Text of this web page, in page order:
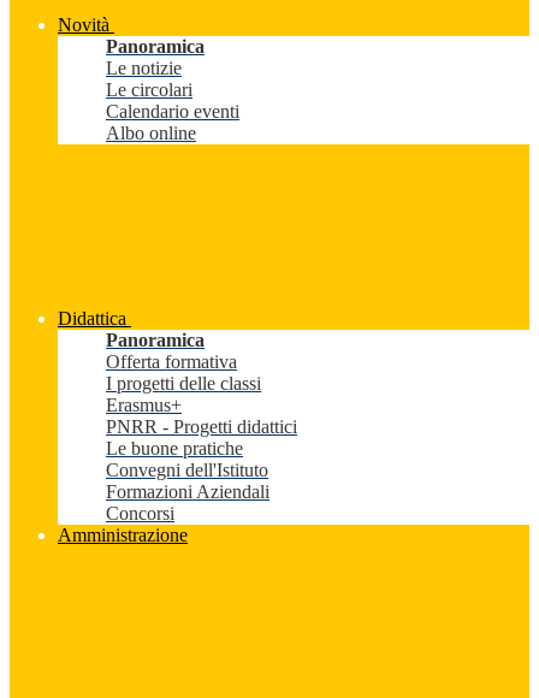
Novità
Panoramica
Le notizie
Le circolari
Calendario eventi
Albo online
Didattica
Panoramica
Offerta formativa
I progetti delle classi
Erasmus+
PNRR - Progetti didattici
Le buone pratiche
Convegni dell'Istituto
Formazioni Aziendali
Concorsi
Amministrazione